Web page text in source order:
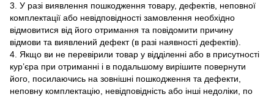
3. У разі виявлення пошкодження товару, дефектів, неповної
комплектації або невідповідності замовлення необхідно
відмовитися від його отримання та повідомити причину
відмови та виявлений дефект (в разі наявності дефектів).
4. Якщо ви не перевірили товар у відділенні або в присутності
кур’єра при отриманні і в подальшому вирішите повернути
його, посилаючись на зовнішні пошкодження та дефекти,
неповну комплектацію, невідповідність або інші недоліки, по